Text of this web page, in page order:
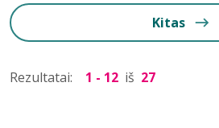
Kitas
Rezultatai: 1 - 12 iš 27